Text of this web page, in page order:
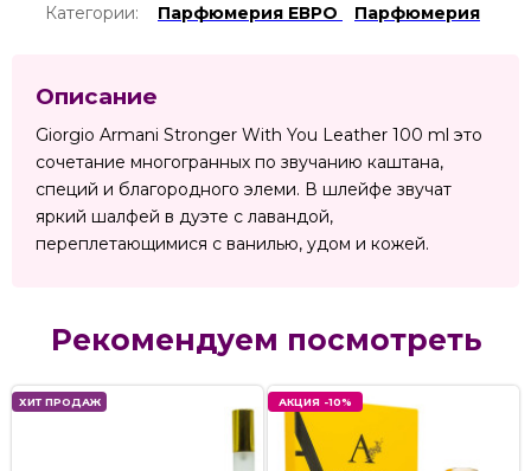
Категории:
Парфюмерия ЕВРО Парфюмерия
Описание
Giorgio Armani Stronger With You Leather 100 ml это
сочетание многогранных по звучанию каштана,
специй и благородного элеми. В шлейфе звучат
яркий шалфей в дуэте с лавандой,
переплетающимися с ванилью, удом и кожей.
Рекомендуем посмотреть
ХИТ ПРОДАЖ АКЦИЯ -10%